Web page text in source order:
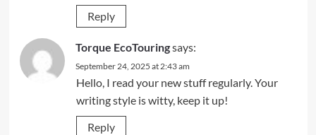
Reply
Torque EcoTouringsays:
September 24, 2025 at 2:43 am
Hello, I read your new stuff regularly. Your
writing style is witty, keep it up!
Reply